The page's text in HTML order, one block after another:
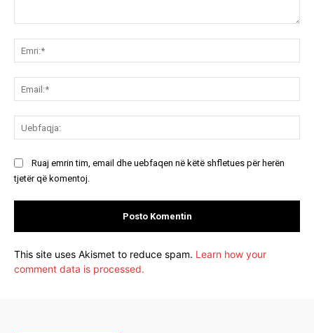
Ruaj emrin tim, email dhe uebfaqen në këtë shfletues për herën
tjetër që komentoj.
This site uses Akismet to reduce spam. Learn how your
comment data is processed.